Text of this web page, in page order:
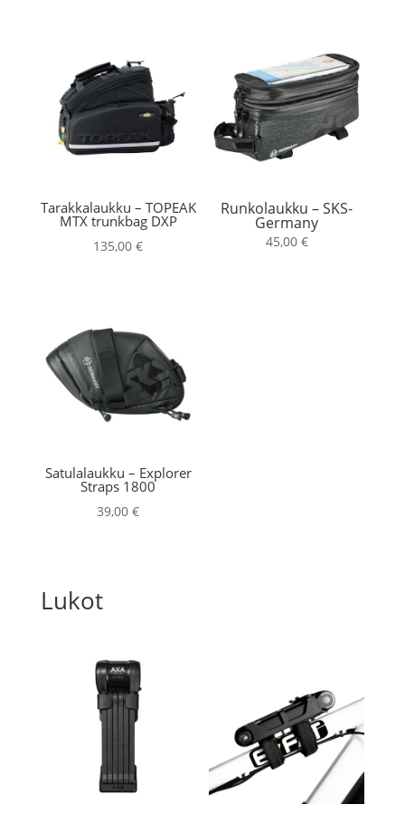
Tarakkalaukku – TOPEAK
MTX trunkbag DXP
135,00€
Runkolaukku – SKS-
Germany
45,00 €
Satulalaukku – Explorer
Straps 1800
39,00€
Lukot